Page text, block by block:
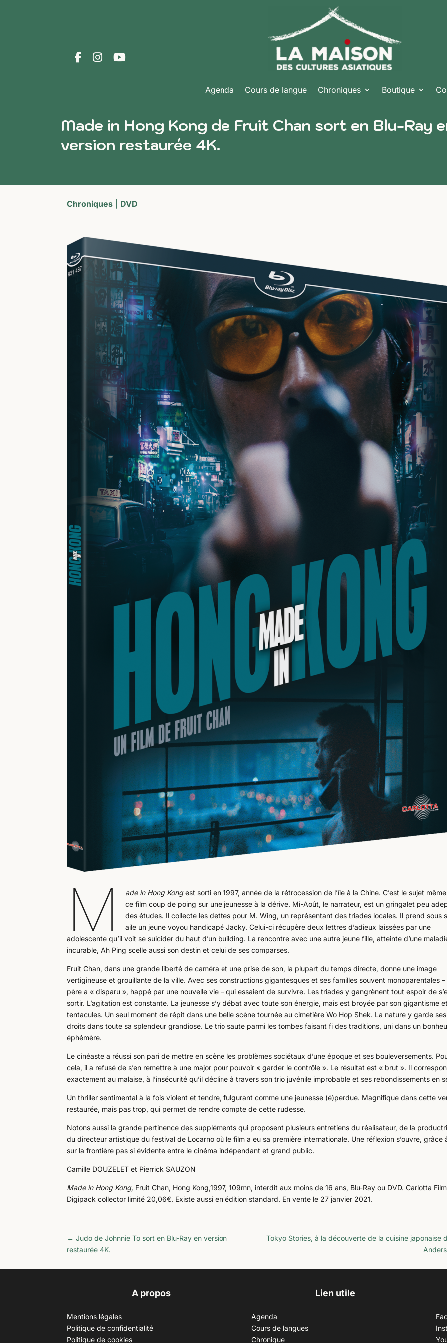
Agenda Cours de langue Chroniques Boutique
Made in Hong Kong de Fruit Chan sort en Blu-Ray
version restaurée 4K.
Chroniques DVD
M ade in Hong Kongest sorti en 1997, année de la rétrocession de l’île à la Chine. C’est le sujet
ce film coup de poing sur une jeunesse à la dérive. Mi-Août, le narrateur, est un gringalet peu
des études. Il collecte les dettes pour M. Wing, un représentant des triades locales. Il prend sous
aile un jeune voyou handicapé Jacky. Celui-ci récupère deux lettres d’adieux laissées par une
adolescente qu’il voit se suicider du haut d’un building. La rencontre avec une autre jeune fille, atteinte d’une
incurable, Ah Ping scelle aussi son destin et celui de ses comparses.
Fruit Chan, dans une grande liberté de caméra et une prise de son, la plupart du temps directe, donne une image
vertigineuse et grouillante de la ville. Avec ses constructions gigantesques et ses familles souvent monoparentales –
père a « disparu », happé par une nouvelle vie – qui essaient de survivre. Les triades y gangrènent tout espoir de
sortir. L’agitation est constante. La jeunesse s’y débat avec toute son énergie, mais est broyée par son gigantisme
tentacules. Un seul moment de répit dans une belle scène tournée au cimetière Wo Hop Shek. La nature y garde ses
droits dans toute sa splendeur grandiose. Le trio saute parmi les tombes faisant fi des traditions, uni dans un
éphémère.
Le cinéaste a réussi son pari de mettre en scène les problèmes sociétaux d’une époque et ses bouleversements.
cela, il a refusé de s’en remettre à une major pour pouvoir « garder le contrôle ». Le résultat est « brut ». Il
exactement au malaise, à l’insécurité qu’il décline à travers son trio juvénile improbable et ses rebondissements en
Un thriller sentimental à la fois violent et tendre, fulgurant comme une jeunesse (é)perdue. Magnifique dans cette
restaurée, mais pas trop, qui permet de rendre compte de cette rudesse.
Notons aussi la grande pertinence des suppléments qui proposent plusieurs entretiens du réalisateur, de la
du directeur artistique du festival de Locarno où le film a eu sa première internationale. Une réflexion s’ouvre, grâce
sur la frontière pas si évidente entre le cinéma indépendant et grand public.
Camille DOUZELET et Pierrick SAUZON
Made in Hong Kong, Fruit Chan, Hong Kong,1997, 109mn, interdit aux moins de 16 ans, Blu-Ray ou DVD. Carlotta
Digipack collector limité 20,06€. Existe aussi en édition standard. En vente le 27 janvier 2021.
←Judo de Johnnie To sort en Blu-Ray en version
restaurée 4K.
Tokyo Stories, à la découverte de la cuisine japonaise
A propos
Mentions légales
Politique de confidentialité
Politique de cookies
Lien utile
Agenda
Cours de langues
Chronique